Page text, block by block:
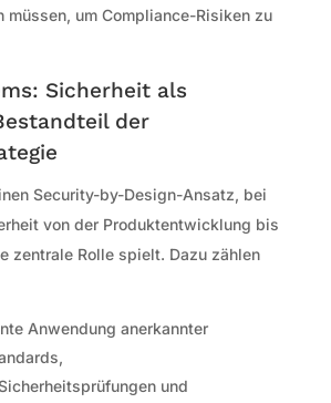
müssen, um Compliance-Risiken zu
Sicherheit als
der
Security-by-Design-Ansatz, bei
von der Produktentwicklung bis
zentrale Rolle spielt. Dazu zählen
Anwendung anerkannter
und